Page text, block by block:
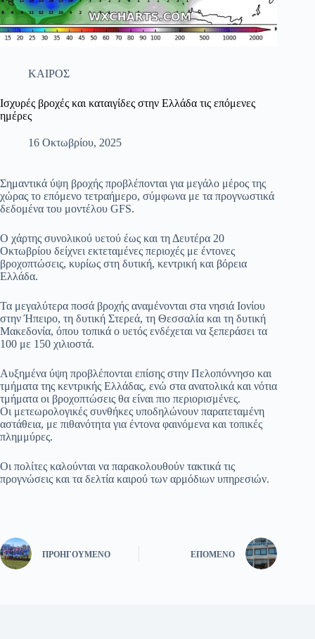
ΚΑΙΡΟΣ
Ισχυρές βροχές και καταιγίδες στην Ελλάδα τις επόμενες
ημέρες
16 Οκτωβρίου, 2025
Σημαντικά ύψη βροχής προβλέπονται για μεγάλο μέρος της
χώρας το επόμενο τετραήμερο, σύμφωνα με τα προγνωστικά
δεδομένα του μοντέλου GFS.
Ο χάρτης συνολικού υετού έως και τη Δευτέρα 20
Οκτωβρίου δείχνει εκτεταμένες περιοχές με έντονες
βροχοπτώσεις, κυρίως στη δυτική, κεντρική και βόρεια
Ελλάδα.
Τα μεγαλύτερα ποσά βροχής αναμένονται στα νησιά Ιονίου
στην Ήπειρο, τη δυτική Στερεά, τη Θεσσαλία και τη δυτική
Μακεδονία, όπου τοπικά ο υετός ενδέχεται να ξεπεράσει τα
100 με 150 χιλιοστά.
Αυξημένα ύψη προβλέπονται επίσης στην Πελοπόννησο και
τμήματα της κεντρικής Ελλάδας, ενώ στα ανατολικά και νότια
τμήματα οι βροχοπτώσεις θα είναι πιο περιορισμένες.
Οι μετεωρολογικές συνθήκες υποδηλώνουν παρατεταμένη
αστάθεια, με πιθανότητα για έντονα φαινόμενα και τοπικές
πλημμύρες.
Οι πολίτες καλούνται να παρακολουθούν τακτικά τις
προγνώσεις και τα δελτία καιρού των αρμόδιων υπηρεσιών.
ΠΡΟΗΓΟΎΜΕΝΟ ΕΠΌΜΕΝΟ